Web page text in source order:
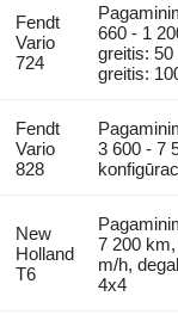
Fendt
Vario
724
660 - 1
greitis:
greitis:
Fendt
Vario
828
3 600 - 7
New
Holland
T6
7 200
m/h,
4x4